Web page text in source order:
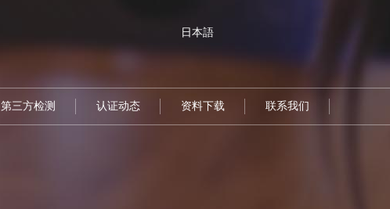
日本語
第三方检测 认证动态 资料下载 联系我们